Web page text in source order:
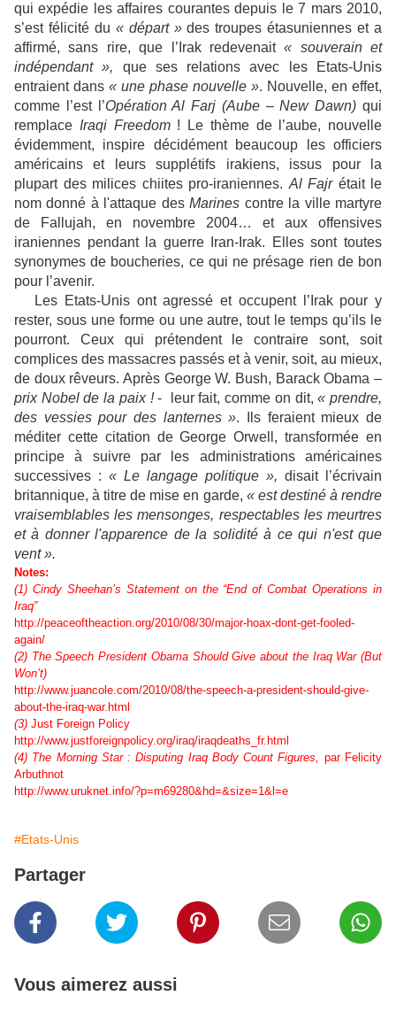
qui expédie les affaires courantes depuis le 7 mars 2010,
s’est félicité du « départ »des troupes étasuniennes et a
affirmé, sans rire, que l’Irak redevenait« souverain et
indépendant », que ses relations avec les Etats-Unis
entraient dans « une phase nouvelle ». Nouvelle, en effet,
comme l’est l’Opération Al Farj (Aube – New Dawn) qui
remplace Iraqi Freedom ! Le thème de l’aube, nouvelle
évidemment, inspire décidément beaucoup les officiers
américains et leurs supplétifs irakiens, issus pour la
plupart des milices chiites pro-iraniennes. Al Fajrétait le
nom donné à l'attaque desMarines contre la ville martyre
de Fallujah, en novembre 2004… et aux offensives
iraniennes pendant la guerre Iran-Irak. Elles sont toutes
synonymes de boucheries, ce qui ne présage rien de bon
pour l’avenir.
Les Etats-Unis ont agressé et occupent l’Irak pour y
rester, sous une forme ou une autre, tout le temps qu’ils le
pourront. Ceux qui prétendent le contraire sont, soit
complices des massacres passés et à venir, soit, au mieux,
de doux rêveurs. Après George W. Bush, Barack Obama –
prix Nobel de la paix !- leur fait, comme on dit,« prendre,
des vessies pour des lanternes ». Ils feraient mieux de
méditer cette citation de George Orwell, transformée en
principe à suivre par les administrations américaines
successives : « Le langage politique », disait l’écrivain
britannique, à titre de mise en garde, « est destiné à rendre
vraisemblables les mensonges, respectables les meurtres
et à donner l'apparence de la solidité à ce qui n'est que
vent ».
Notes:
(1) Cindy Sheehan’s Statement on the “End of Combat Operations in
Iraq”
http://peaceoftheaction.org/2010/08/30/major-hoax-dont-get-fooled-
again/
(2) The Speech President Obama Should Give about the Iraq War (But
Won’t)
http://www.juancole.com/2010/08/the-speech-a-president-should-give-
about-the-iraq-war.html
(3) Just Foreign Policy
http://www.justforeignpolicy.org/iraq/iraqdeaths_fr.html
(4) The Morning Star : Disputing Iraq Body Count Figures, par Felicity
Arbuthnot
http://www.uruknet.info/?p=m69280&hd=&size=1&l=e
#Etats-Unis
Partager
Vous aimerez aussi